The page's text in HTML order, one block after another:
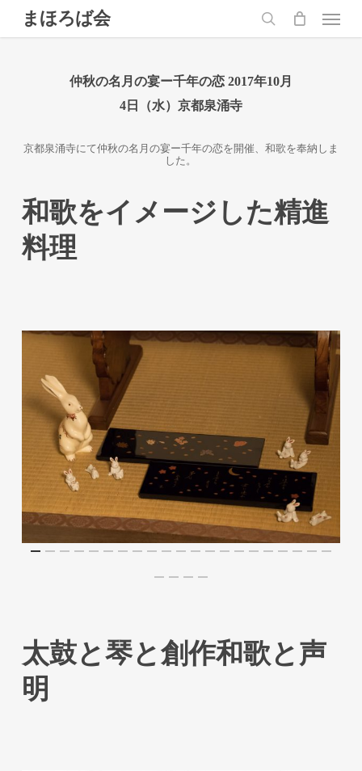
まほろば会
search
Menu
仲秋の名月の宴ー千年の恋 2017年10月
4日（水）京都泉涌寺
京都泉涌寺にて仲秋の名月の宴ー千年の恋を開催、和歌を奉納しま
した。
和歌をイメージした精進
料理
太鼓と琴と創作和歌と声
明